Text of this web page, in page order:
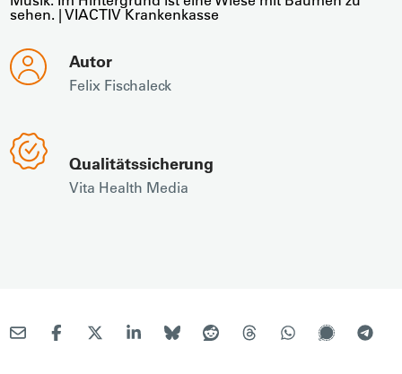
Autor
Felix Fischaleck
Qualitätssicherung
Vita Health Media